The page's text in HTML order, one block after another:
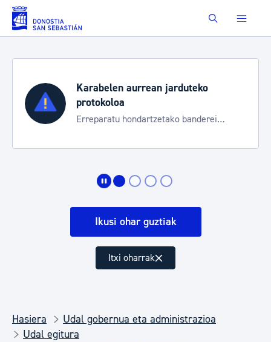
Eduki nagusira joan Buscar
Karabelen aurrean jarduteko
protokoloa
Erreparatu hondartzetako banderei
Ikusi ohar guztiak
Itxi oharrak
Hasiera
Udal gobernua eta administrazioa
Udal egitura